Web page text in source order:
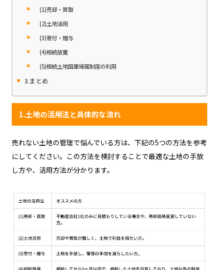
(1)売却・買取
(2)土地活用
(3)寄付・贈与
(4)相続放棄
(5)相続土地国庫帰属制度の利用
3.まとめ
1.土地の活用法と具体的な流れ
売れない土地の管理で悩んでいる方は、下記の5つの方法を参考
にしてください。この方法を検討することで最適な土地の手放
し方や、活用方法が分かります。